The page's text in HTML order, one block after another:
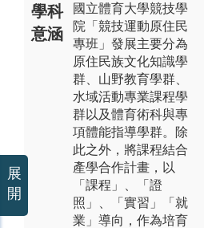
學科
意涵
國立體育大學競技學
院「競技運動原住民
專班」發展主要分為
原住民族文化知識學
群、山野教育學群、
水域活動專業課程學
群以及體育術科與專
項體能指導學群。除
此之外，將課程結合
產學合作計畫，以
「課程」、「證
照」、「實習」「就
業」導向，作為培育
展
開